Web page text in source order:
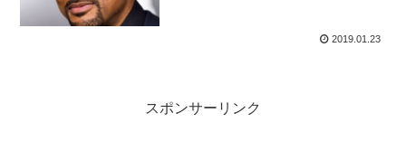
2019.01.23
スポンサーリンク